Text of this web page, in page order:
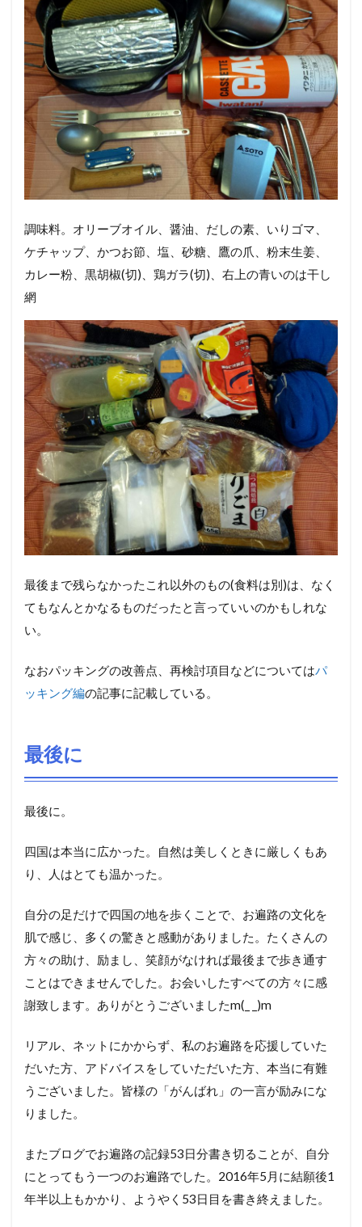
調味料。オリーブオイル、醤油、だしの素、いりゴマ、
ケチャップ、かつお節、塩、砂糖、鷹の爪、粉末生姜、
カレー粉、黒胡椒(切)、鶏ガラ(切)、右上の青いのは干し
網
最後まで残らなかったこれ以外のもの(食料は別)は、なく
てもなんとかなるものだったと言っていいのかもしれな
い。
なおパッキングの改善点、再検討項目などについてはパ
ッキング編の記事に記載している。
最後に
最後に。
四国は本当に広かった。自然は美しくときに厳しくもあ
り、人はとても温かった。
自分の足だけで四国の地を歩くことで、お遍路の文化を
肌で感じ、多くの驚きと感動がありました。たくさんの
方々の助け、励まし、笑顔がなければ最後まで歩き通す
ことはできませんでした。お会いしたすべての方々に感
謝致します。ありがとうございましたm(_ _)m
リアル、ネットにかからず、私のお遍路を応援していた
だいた方、アドバイスをしていただいた方、本当に有難
うございました。皆様の「がんばれ」の一言が励みにな
りました。
またブログでお遍路の記録53日分書き切ることが、自分
にとってもう一つのお遍路でした。2016年5月に結願後1
年半以上もかかり、ようやく53日目を書き終えました。